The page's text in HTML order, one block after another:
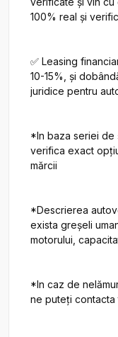
100% real și
✅ Leasing
10-15%, și
juridice pentru
*In baza seriei de
verifica exact
mărcii
*Descrierea
exista greșeli
motorului,
*In caz de
ne puteți contacta